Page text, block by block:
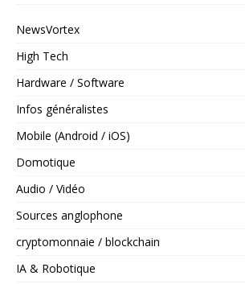
NewsVortex
High Tech
Hardware / Software
Infos généralistes
Mobile (Android / iOS)
Domotique
Audio / Vidéo
Sources anglophone
cryptomonnaie / blockchain
IA & Robotique